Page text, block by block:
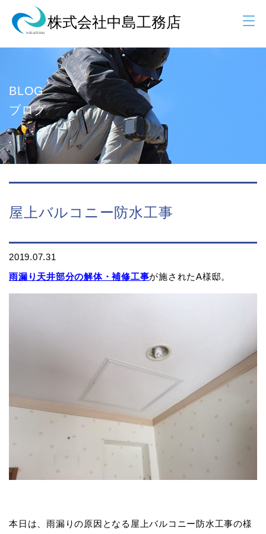
BLOG
ブログ
屋上バルコニー防水工事
2019.07.31
雨漏り天井部分の解体・補修工事が施されたA様邸。
本日は、雨漏りの原因となる屋上バルコニー防水工事の様